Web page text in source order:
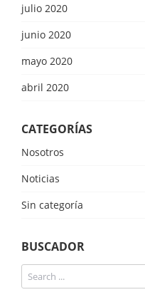
julio 2020
junio 2020
mayo 2020
abril 2020
CATEGORÍAS
Nosotros
Noticias
Sin categoría
BUSCADOR